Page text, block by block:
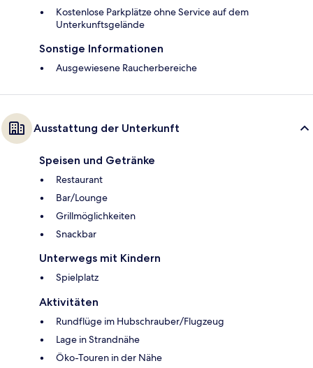
Kostenlose Parkplätze ohne Service auf dem
Unterkunftsgelände
Sonstige Informationen
Ausgewiesene Raucherbereiche
Ausstattung der Unterkunft
Speisen und Getränke
Restaurant
Bar/Lounge
Grillmöglichkeiten
Snackbar
Unterwegs mit Kindern
Spielplatz
Aktivitäten
Rundflüge im Hubschrauber/Flugzeug
Lage in Strandnähe
Öko-Touren in der Nähe